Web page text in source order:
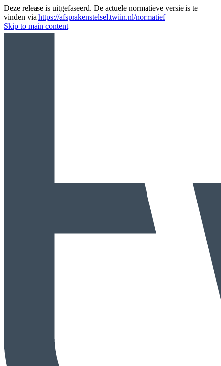
Deze release is uitgefaseerd. De actuele normatieve versie is te
vinden via https://afsprakenstelsel.twiin.nl/normatief
Skip to main content